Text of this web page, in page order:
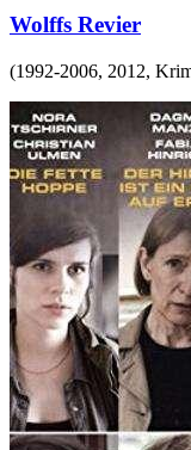
Wolffs Revier
(1992-2006, 2012,